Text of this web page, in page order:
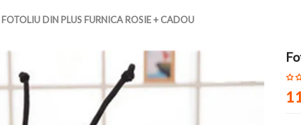
FOTOLIU DIN PLUS FURNICA ROSIE + CADOU